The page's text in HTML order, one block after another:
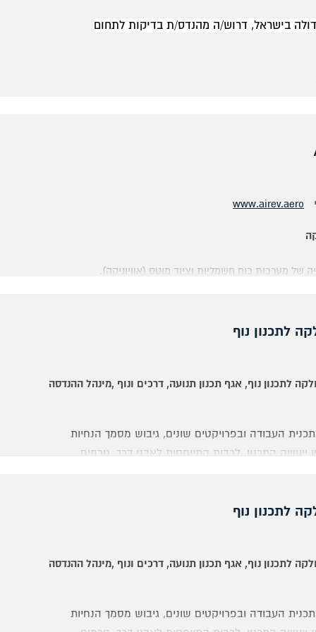
עכו, נהריה, נוף הגליל, מגדל העמק, רמת ישי, עפולה,
בישראל, דרוש/ה מהנדס/ת בדיקות לתחום
www.airev.aero
של מערכות כוח חשמליות וציוד מוטס (אוויוניקה).
ניסויים ומדידות, אינטגרציה והרכבה של מערכות חשמליות
לתכנון נוף
לתכנון נוף, אגף תכנון תנועה, דרכים ונוף ,מינהל ההנדסה
העבודה ובפרויקטים שונים, גיבוש מסמך הנחיות
ייעשה התכנון, לרבות התייחסות לאבני דרך, גורמים
עבודות פיתוח נופי בעירייה ועל ידי מתכנני חוץ.
לתכנון נוף
לתכנון נוף, אגף תכנון תנועה, דרכים ונוף ,מינהל ההנדסה
העבודה ובפרויקטים שונים, גיבוש מסמך הנחיות